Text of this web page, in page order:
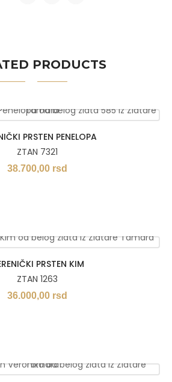
PRODUCTS
PRSTEN PENELOPA
ZTAN 7321
38.700,00 rsd
PRSTEN KIM
ZTAN 1263
36.000,00 rsd